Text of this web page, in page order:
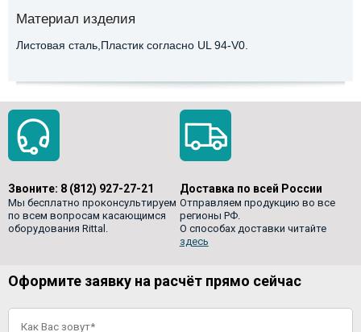
Материал изделия
Листовая сталь,Пластик согласно UL 94-V0.
Звоните: 8 (812) 927-27-21
Мы бесплатно проконсультируем
по всем вопросам касающимся
оборудования Rittal.
Доставка по всей России
Отправляем продукцию во все
регионы РФ.
О способах доставки читайте
здесь
Оформите заявку на расчёт прямо сейчас